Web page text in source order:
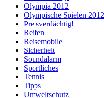
Olympia 2012
Olympische Spielen 2012
Preisverdächtig!
Reifen
Reisemobile
Sicherheit
Soundalarm
Sportliches
Tennis
Tipps
Umweltschutz